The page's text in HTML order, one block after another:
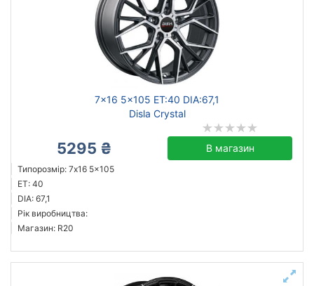
7x16 5x105 ET:40 DIA:67,1
Disla Crystal
5295 ₴ В магазин
Типорозмір: 7x16 5x105
ET: 40
DIA: 67,1
Рік виробництва:
Магазин: R20